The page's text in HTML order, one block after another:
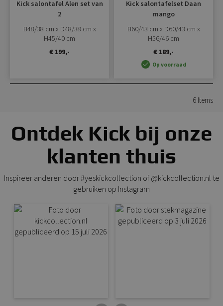
Kick salontafel Alen set van
2
B48/38 cm x D48/38 cm x
H45/40 cm
€ 199,-
Kick salontafelset Daan
mango
B60/43 cm x D60/43 cm x
H56/46 cm
€ 189,-
Op voorraad
6 Items
Ontdek Kick bij onze
klanten thuis
Inspireer anderen door #yeskickcollection of @kickcollection.nl te
gebruiken op Instagram